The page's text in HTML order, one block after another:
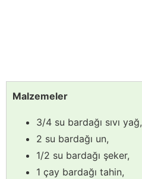
Malzemeler
3/4 su bardağı sıvı yağ,
2 su bardağı un,
1/2 su bardağı şeker,
1 çay bardağı tahin,